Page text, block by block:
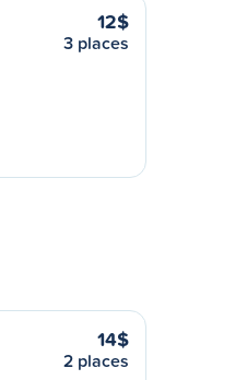
12$
3 places
14$
2 places